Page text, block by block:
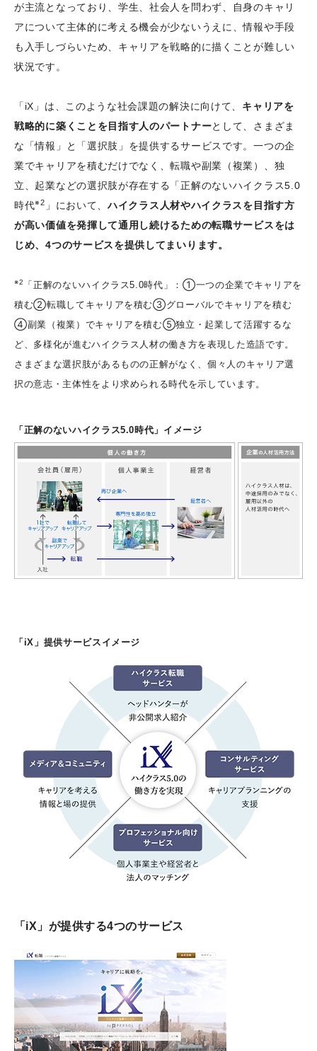
が主流となっており、学生、社会人を問わず、自身のキャリ
アについて主体的に考える機会が少ないうえに、情報や手段
も入手しづらいため、キャリアを戦略的に描くことが難しい
状況です。
「iX」は、このような社会課題の解決に向けて、 キャリアを
戦略的に築くことを目指す人のパートナーとして、さまざま
な「情報」と「選択肢」を提供するサービスです。一つの企
業でキャリアを積むだけでなく、転職や副業（複業）、独
立、起業などの選択肢が存在する「正解のないハイクラス5.0
時代※2 」において、ハイクラス人材やハイクラスを目指す方
が高い価値を発揮して通用し続けるための転職サービスをは
じめ、4つのサービスを提供してまいります。
※2
「正解のないハイクラス5.0時代」：①一つの企業でキャリアを
積む②転職してキャリアを積む③グローバルでキャリアを積む
④副業（複業）でキャリアを積む⑤独立・起業して活躍するな
ど、多様化が進むハイクラス人材の働き方を表現した造語です。
さまざまな選択肢があるものの正解がなく、個々人のキャリア選
択の意志・主体性をより求められる時代を示しています。
「正解のないハイクラス5.0時代」イメージ
「iX」提供サービスイメージ
「iX」が提供する4つのサービス